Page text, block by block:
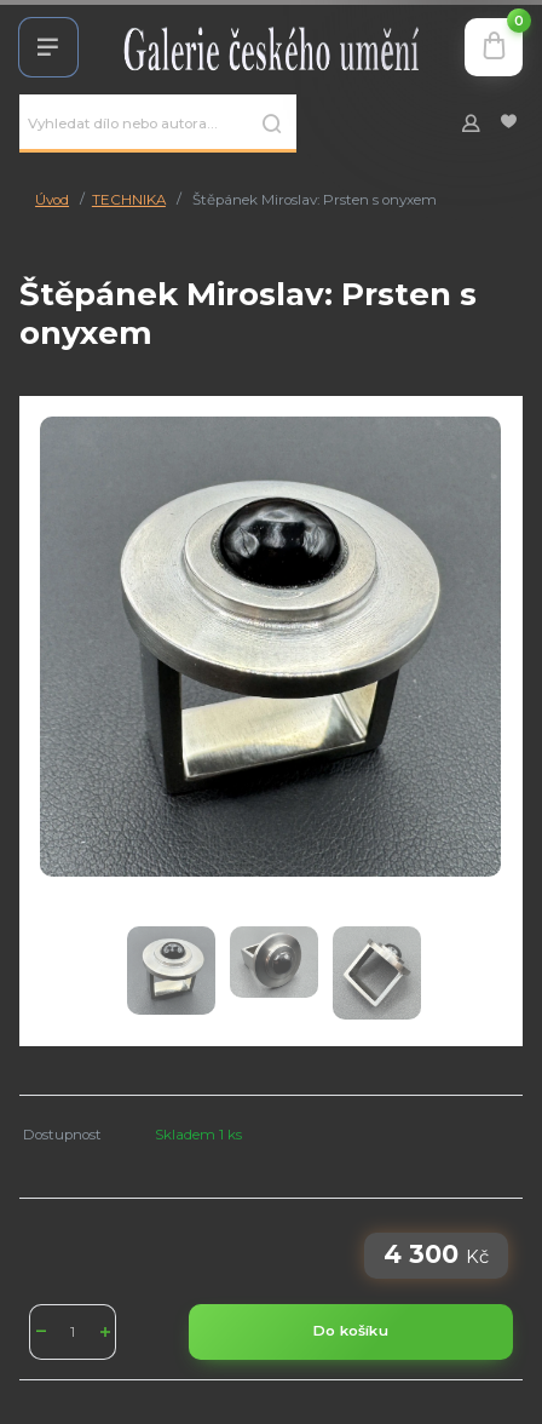
0
Úvod TECHNIKA Štěpánek Miroslav: Prsten s onyxem
Štěpánek Miroslav: Prsten s
onyxem
Dostupnost Skladem 1 ks
4 300 Kč
Do košíku